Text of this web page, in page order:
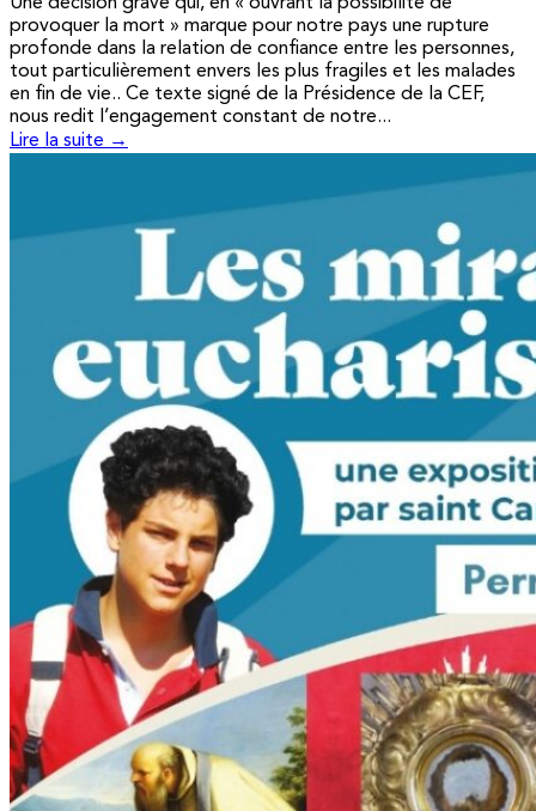
provoquer la mort » marque pour notre pays une rupture
profonde dans la relation de confiance entre les personnes,
tout particulièrement envers les plus fragiles et les malades
en fin de vie.. Ce texte signé de la Présidence de la CEF,
nous redit l’engagement constant de notre...
Lire la suite →